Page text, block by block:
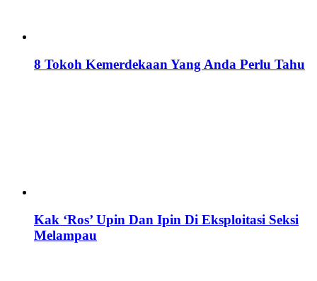
8 Tokoh Kemerdekaan Yang Anda Perlu Tahu
Kak ‘Ros’ Upin Dan Ipin Di Eksploitasi Seksi
Melampau